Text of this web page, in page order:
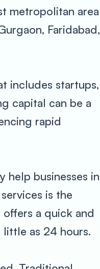
metropolitan area
Faridabad,
includes startups,
capital can be a
rapid
help businesses in
is the
a quick and
as 24 hours.